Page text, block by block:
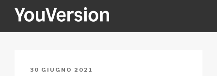
YOUVERSION
PUBBLICATO
30 GIUGNO 2021